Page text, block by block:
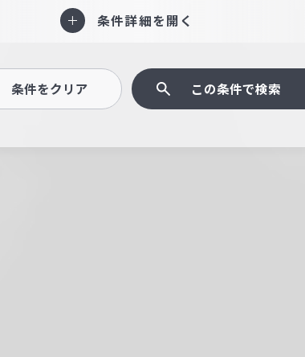
条件詳細を開く
条件をクリア この条件で検索